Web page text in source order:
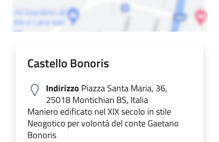
Castello Bonoris
Indirizzo Piazza Santa Maria, 36,
25018 Montichiari BS, Italia
Maniero edificato nel XIX secolo in stile
Neogotico per volontà del conte Gaetano
Bonoris